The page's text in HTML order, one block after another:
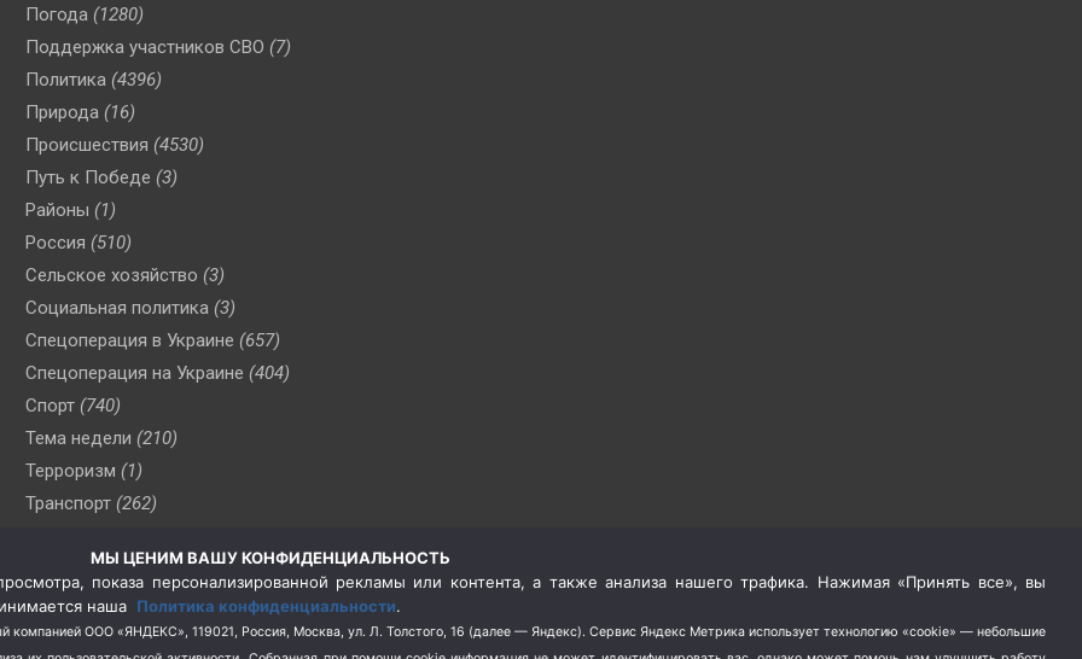
Погода (1280)
Поддержка участников СВО (7)
Политика (4396)
Природа (16)
Происшествия (4530)
Путь к Победе (3)
Районы (1)
Россия (510)
Сельское хозяйство (3)
Социальная политика (3)
Спецоперация в Украине (657)
Спецоперация на Украине (404)
Спорт (740)
Тема недели (210)
Терроризм (1)
Транспорт (262)
(76)
Цены (2)
Школа и спорт (2)
МЫ ЦЕНИМ ВАШУ КОНФИДЕНЦИАЛЬНОСТЬ
показа персонализированной рекламы или контента, а также анализа нашего трафика. Нажимая «Принять все», вы
наша Политика конфиденциальности.
компанией ООО «ЯНДЕКС», 119021, Россия, Москва, ул. Л. Толстого, 16 (далее — Яндекс). Сервис Яндекс Метрика использует технологию «cookie» — небольшие